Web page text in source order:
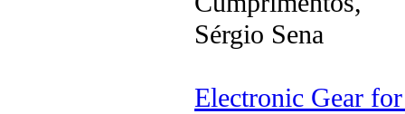
Sérgio Sena
Electronic Gear